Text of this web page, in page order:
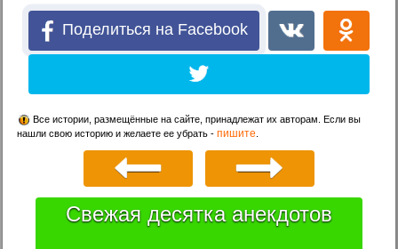
Поделиться на Facebook
Все истории, размещённые на сайте, принадлежат их авторам. Если вы
нашли свою историю и желаете ее убрать -пишите
Свежая десятка анекдотов